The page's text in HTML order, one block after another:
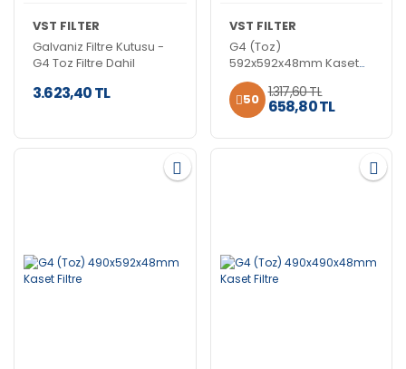
VST FILTER
Galvaniz Filtre Kutusu -
G4 Toz Filtre Dahil
3.623,40 TL
VST FILTER
G4 (Toz)
592x592x48mm Kaset
Filtre
50 1.317,60 TL
658,80 TL